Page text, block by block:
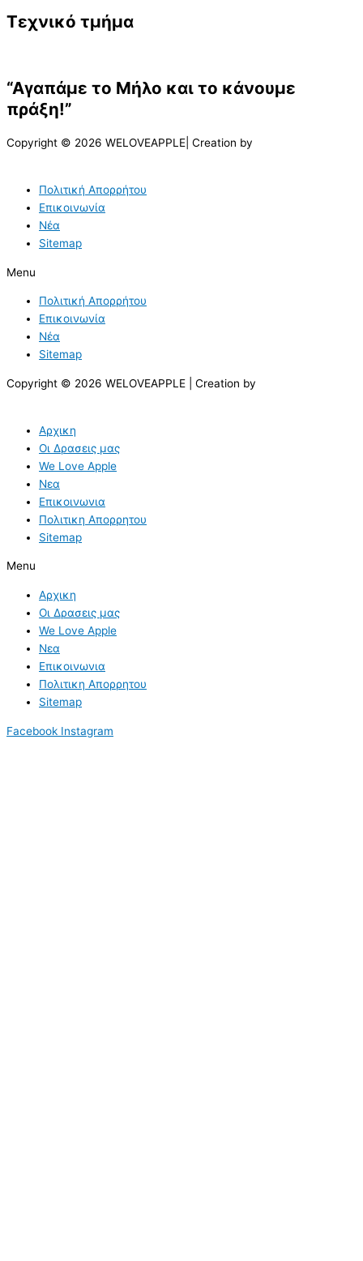
Τεχνικό τμήμα
“Αγαπάμε το Μήλο και το κάνουμε
πράξη!”
Copyright © 2026 WELOVEAPPLE| Creation by
Πολιτική Απορρήτου
Επικοινωνία
Νέα
Sitemap
Menu
Πολιτική Απορρήτου
Επικοινωνία
Νέα
Sitemap
Copyright © 2026 WELOVEAPPLE | Creation by
Αρχικη
Οι Δρασεις μας
We Love Apple
Νεα
Επικοινωνια
Πολιτικη Απορρητου
Sitemap
Menu
Αρχικη
Οι Δρασεις μας
We Love Apple
Νεα
Επικοινωνια
Πολιτικη Απορρητου
Sitemap
Facebook Instagram